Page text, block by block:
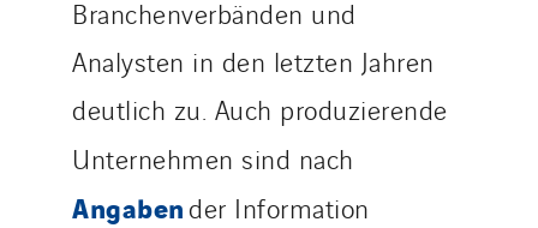
Branchenverbänden und
Analysten in den letzten Jahren
deutlich zu. Auch produzierende
Unternehmen sind nach
Angabender Information